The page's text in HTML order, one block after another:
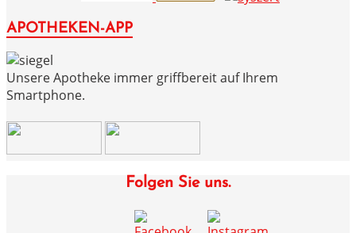
APOTHEKEN-APP
Unsere Apotheke immer griffbereit auf Ihrem
Smartphone.
Folgen Sie uns.